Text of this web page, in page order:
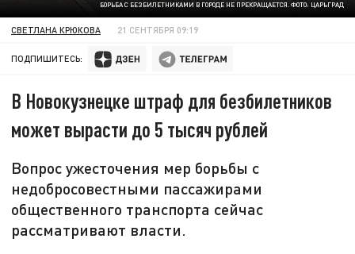
БОРЬБА С БЕЗБИЛЕТНИКАМИ В ГОРОДЕ НЕ ПРЕКРАЩАЕТСЯ. ФОТО: ЦАРЬГРАД
СВЕТЛАНА КРЮКОВА 21 СЕНТЯБРЯ 09:19
ПОДПИШИТЕСЬ:
В Новокузнецке штраф для безбилетников
может вырасти до 5 тысяч рублей
Вопрос ужесточения мер борьбы с
недобросовестными пассажирами
общественного транспорта сейчас
рассматривают власти.